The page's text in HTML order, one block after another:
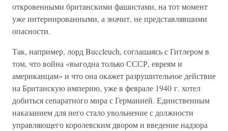
откровенными британскими фашистами, на тот момент
уже интернированными, а значит, не представлявшими
опасности.
Так, например, лорд Buccleuch, соглашаясь с Гитлером в
том, что война «выгодна только СССР, евреям и
американцам» и что она окажет разрушительное действие
на Британскую империю, уже в феврале 1940 г. хотел
добиться сепаратного мира с Германией. Единственным
наказанием для него стало увольнение с должности
управляющего королевским двором и введение надзора